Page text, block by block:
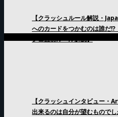
【クラッシュルール解説・
へのカードをつかむのは誰だ
シュ直前ルール解説】
【クラッシュインタビュー
出来るのは自分が望むもので